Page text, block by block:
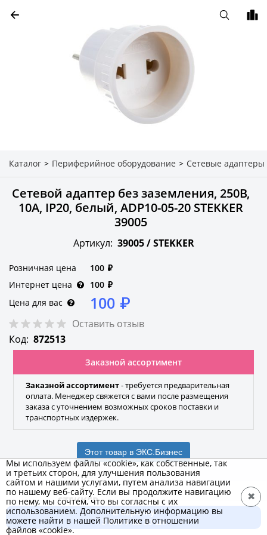
Каталог > Периферийное оборудование > Сетевые адаптеры
Сетевой адаптер без заземления, 250В,
10A, IP20, белый, ADP10-05-20 STEKKER
39005
Артикул: 39005 /STEKKER
Розничная цена 100 ₽
Интернет цена
100 ₽
Цена для вас
100 ₽
Оставить отзыв
Код: 872513
Заказной ассортимент
Заказной ассортимент- требуется предварительная
оплата. Менеджер свяжется с вами после размещения
заказа с уточнением возможных сроков поставки и
транспортных издержек.
Этот товар в ЭКС.Бизнес
STEKKER
Бренд
В корзину
3 000 ₽ за 30 шт.
Мы используем файлы «cookie», как собственные, так
и третьих сторон, для улучшения пользования
сайтом и нашими услугами, путем анализа навигации
по нашему веб-сайту. Если вы продолжите навигацию
по нему, мы сочтем, что вы согласны с их
использованием. Дополнительную информацию вы
можете найти в нашей Политике в отношении
файлов «cookie».
✖